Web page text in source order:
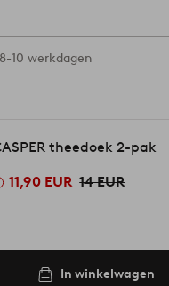
10 werkdagen
theedoek 2-pak
11,90 EUR 14 EUR
In winkelwagen